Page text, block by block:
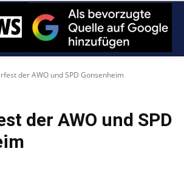
der AWO und SPD Gonsenheim
der AWO und SPD